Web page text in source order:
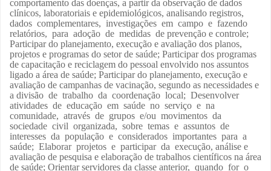
comportamento das doenças, a partir da observação de dados
clínicos, laboratoriais e epidemiológicos, analisando registros,
dados complementares, investigações em campo e fazendo
relatórios, para adoção de medidas de prevenção e controle;
Participar do planejamento, execução e avaliação dos planos,
projetos e programas do setor de saúde; Participar dos programas
de capacitação e reciclagem do pessoal envolvido nos assuntos
ligado a área de saúde; Participar do planejamento, execução e
avaliação de campanhas de vacinação, segundo as necessidades e
a divisão de trabalho da coordenação local; Desenvolver
atividades de educação em saúde no serviço e na
comunidade, através de grupos e/ou movimentos da
sociedade civil organizada, sobre temas e assuntos de
interesses da população e considerados importantes para a
saúde; Elaborar projetos e participar da execução, análise e
avaliação de pesquisa e elaboração de trabalhos científicos na área
de saúde; Orientar servidores da classe anterior, quando for o